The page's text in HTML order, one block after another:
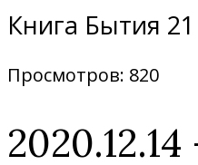
Книга Бытия 21
Просмотров: 820